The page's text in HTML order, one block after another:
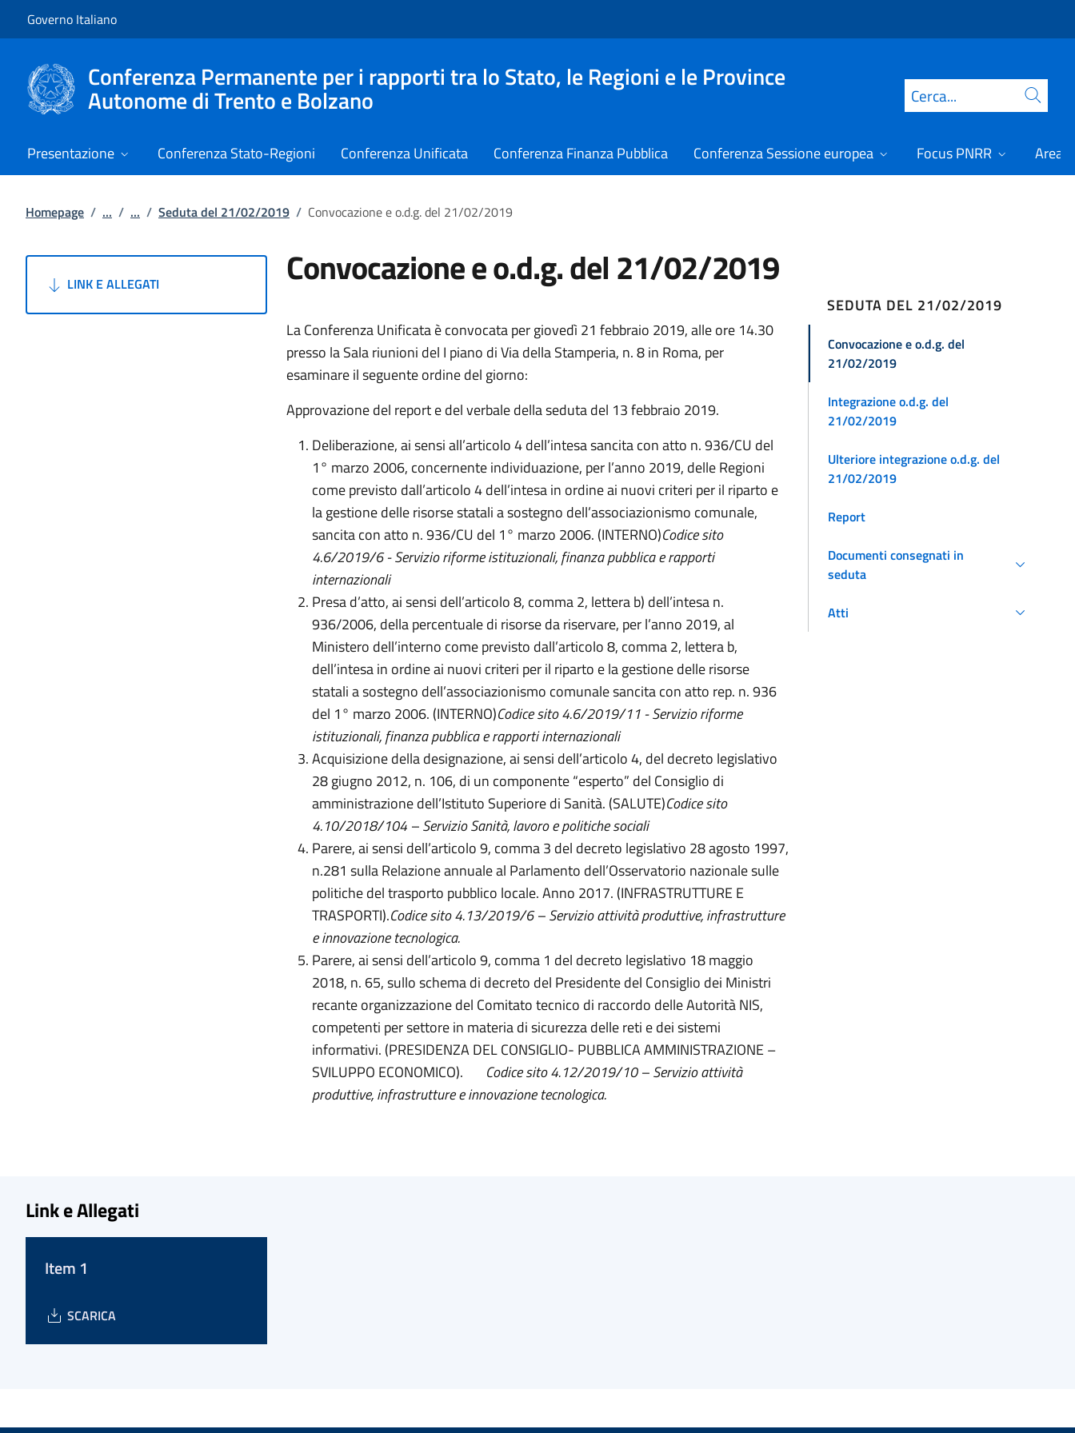
Governo Italiano
Conferenza Permanente per i rapporti tra lo Stato, le Regioni e le Province
Autonome di Trento e Bolzano Cerca
Presentazione Conferenza Stato-Regioni Conferenza Unificata Conferenza Finanza Pubblica Conferenza Sessione europea Focus PNRR Area
Homepage / ... / ... / Seduta del 21/02/2019 / Convocazione e o.d.g. del 21/02/2019
LINK E ALLEGATI Convocazione e o.d.g. del 21/02/2019
La Conferenza Unificata è convocata per giovedì 21 febbraio 2019, alle ore 14.30
presso la Sala riunioni del I piano di Via della Stamperia, n. 8 in Roma, per
esaminare il seguente ordine del giorno:
Approvazione del report e del verbale della seduta del 13 febbraio 2019.
Deliberazione, ai sensi all’articolo 4 dell’intesa sancita con atto n. 936/CU del
1° marzo 2006, concernente individuazione, per l’anno 2019, delle Regioni
come previsto dall’articolo 4 dell’intesa in ordine ai nuovi criteri per il riparto e
la gestione delle risorse statali a sostegno dell’associazionismo comunale,
sancita con atto n. 936/CU del 1° marzo 2006. (INTERNO)Codice sito
4.6/2019/6 - Servizio riforme istituzionali, finanza pubblica e rapporti
internazionali
Presa d’atto, ai sensi dell’articolo 8, comma 2, lettera b) dell’intesa n.
936/2006, della percentuale di risorse da riservare, per l’anno 2019, al
Ministero dell’interno come previsto dall’articolo 8, comma 2, lettera b,
dell’intesa in ordine ai nuovi criteri per il riparto e la gestione delle risorse
statali a sostegno dell’associazionismo comunale sancita con atto rep. n. 936
del 1° marzo 2006. (INTERNO)Codice sito 4.6/2019/11 - Servizio riforme
istituzionali, finanza pubblica e rapporti internazionali
Acquisizione della designazione, ai sensi dell’articolo 4, del decreto legislativo
28 giugno 2012, n. 106, di un componente “esperto” del Consiglio di
amministrazione dell’Istituto Superiore di Sanità. (SALUTE)Codice sito
4.10/2018/104 – ServizioSanità, lavoro e politiche sociali
Parere, ai sensi dell’articolo 9, comma 3 del decreto legislativo 28 agosto 1997,
n.281 sulla Relazione annuale al Parlamento dell’Osservatorio nazionale sulle
politiche del trasporto pubblico locale. Anno 2017. (INFRASTRUTTURE E
TRASPORTI).Codice sito 4.13/2019/6 – Servizio attività produttive, infrastrutture
e innovazione tecnologica.
Parere, ai sensi dell’articolo 9, comma 1 del decreto legislativo 18 maggio
2018, n. 65, sullo schema di decreto del Presidente del Consiglio dei Ministri
recante organizzazione del Comitato tecnico di raccordo delle Autorità NIS,
competenti per settore in materia di sicurezza delle reti e dei sistemi
informativi. (PRESIDENZA DEL CONSIGLIO- PUBBLICA AMMINISTRAZIONE –
SVILUPPO ECONOMICO). Codice sito 4.12/2019/10 – Servizio attività
produttive, infrastrutture e innovazione tecnologica.
SEDUTA DEL 21/02/2019
Convocazione e o.d.g. del
21/02/2019
Integrazione o.d.g. del
21/02/2019
Ulteriore integrazione o.d.g. del
21/02/2019
Report
Documenti consegnati in
seduta
Atti
Link e Allegati
Item 1
SCARICA